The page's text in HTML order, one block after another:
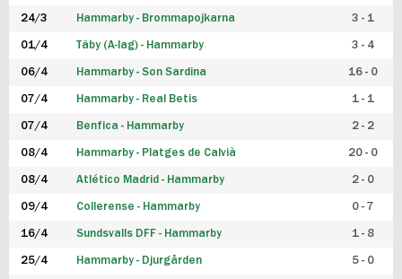
FUTSAL DAM
24/3 Hammarby - Brommapojkarna 3 - 1
01/4 Täby (A-lag) - Hammarby 3 - 4
06/4 Hammarby - Son Sardina 16 - 0
07/4 Hammarby - Real Betis 1 - 1
07/4 Benfica - Hammarby 2 - 2
08/4 Hammarby - Platges de Calvià 20 - 0
08/4 Atlético Madrid - Hammarby 2 - 0
09/4 Collerense - Hammarby 0 - 7
16/4 Sundsvalls DFF - Hammarby 1 - 8
25/4 Hammarby - Djurgården 5 - 0